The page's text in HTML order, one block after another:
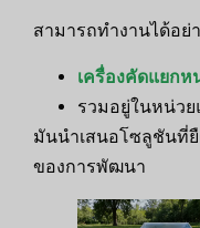
สามารถทำงานได้อย่
เครื่องคัดแยก
รวมอยู่ในหน่วย
มันนำเสนอโซลูชันที่
ของการพัฒนา